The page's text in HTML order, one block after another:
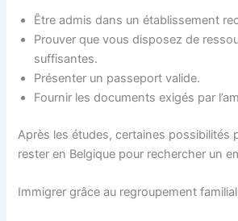
Être admis dans un établissement
Prouver que vous disposez de
suffisantes.
Présenter un passeport valide.
Fournir les documents exigés par
Après les études, certaines possibilités
rester en Belgique pour rechercher un
Immigrer grâce au regroupement familial